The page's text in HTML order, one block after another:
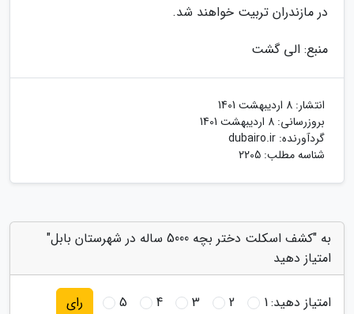
در مازندران تربیت خواهند شد.
منبع: الی گشت
انتشار: 8 اردیبهشت 1401
بروزرسانی: 8 اردیبهشت 1401
گردآورنده: dubairo.ir
شناسه مطلب: 2205
به "کشف اسکلت دختر بچه 5000 ساله در شهرستان بابل"
امتیاز دهید
امتیاز دهید:1
2
3
4
5 رای